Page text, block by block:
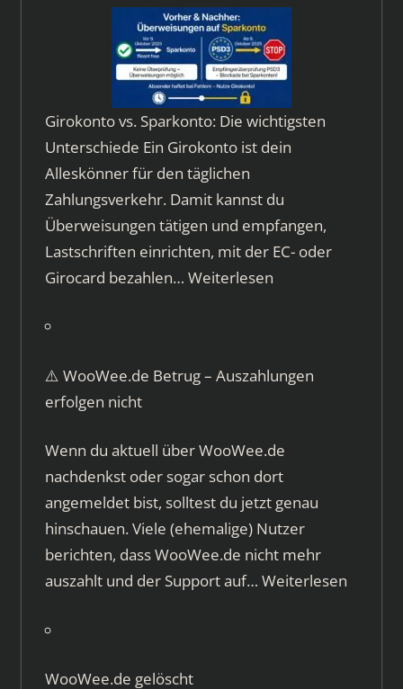
Girokonto vs. Sparkonto: Die wichtigsten
Unterschiede Ein Girokonto ist dein
Alleskönner für den täglichen
Zahlungsverkehr. Damit kannst du
Überweisungen tätigen und empfangen,
Lastschriften einrichten, mit der EC- oder
Girocard bezahlen… Weiterlesen
⚠️ WooWee.de Betrug – Auszahlungen
erfolgen nicht
Wenn du aktuell über WooWee.de
nachdenkst oder sogar schon dort
angemeldet bist, solltest du jetzt genau
hinschauen. Viele (ehemalige) Nutzer
berichten, dass WooWee.de nicht mehr
auszahlt und der Support auf… Weiterlesen
WooWee.de gelöscht